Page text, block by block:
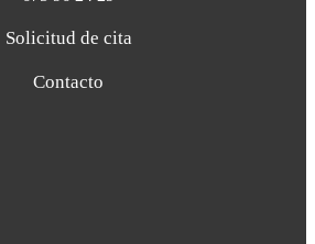
Solicitud de cita
Contacto